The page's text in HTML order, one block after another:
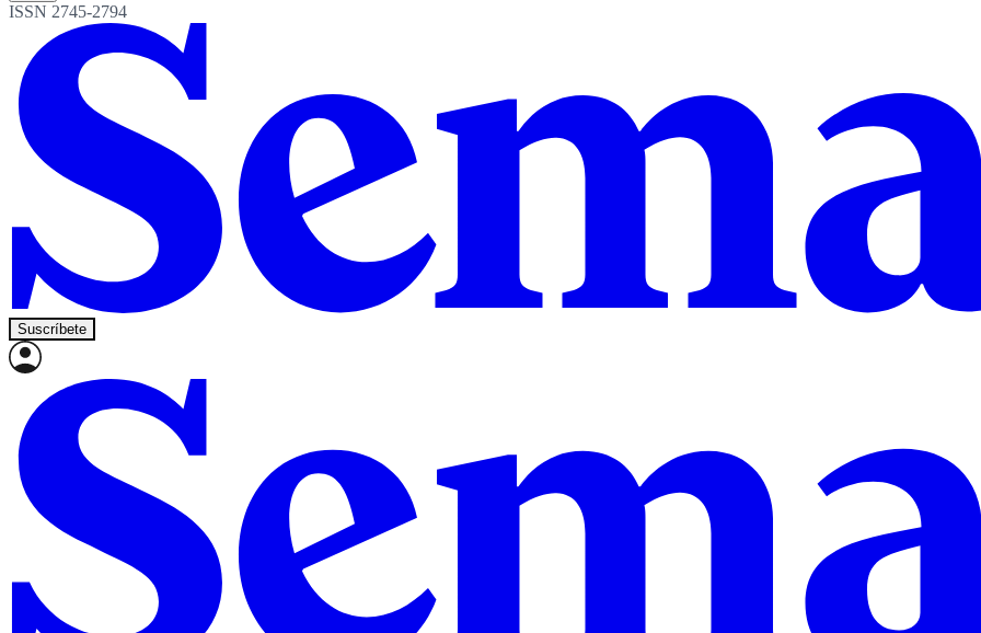
ISSN 2745-2794
Suscríbete